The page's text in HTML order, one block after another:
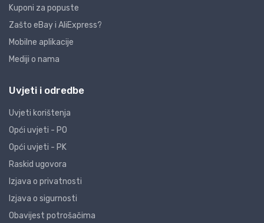
Kuponi za popuste
Zašto eBay i AliExpress?
Mobilne aplikacije
Mediji o nama
Uvjeti i odredbe
Uvjeti korištenja
Opći uvjeti - PO
Opći uvjeti - PK
Raskid ugovora
Izjava o privatnosti
Izjava o sigurnosti
Obavijest potrošačima